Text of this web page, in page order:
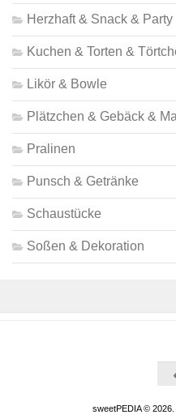
Herzhaft & Snack & Party
Kuchen & Torten &
Likör & Bowle
Plätzchen & Gebäck &
Pralinen
Punsch & Getränke
Schaustücke
Soßen & Dekoration
sweetPEDIA © 2026.